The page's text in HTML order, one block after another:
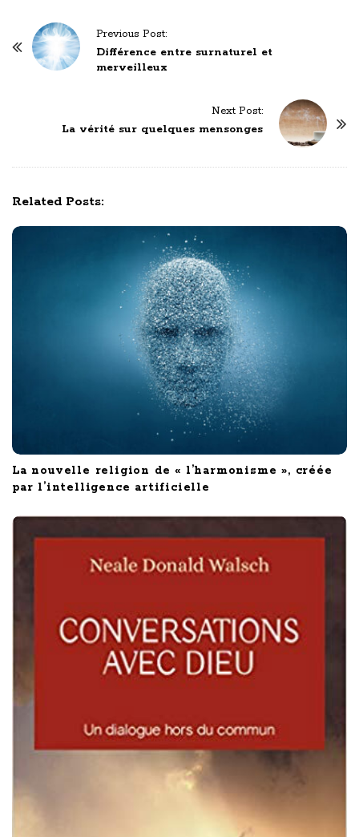
Previous Post:
Différence entre surnaturel et
merveilleux
Next Post:
La vérité sur quelques mensonges
Related Posts:
La nouvelle religion de « l’harmonisme », créée
par l’intelligence artificielle